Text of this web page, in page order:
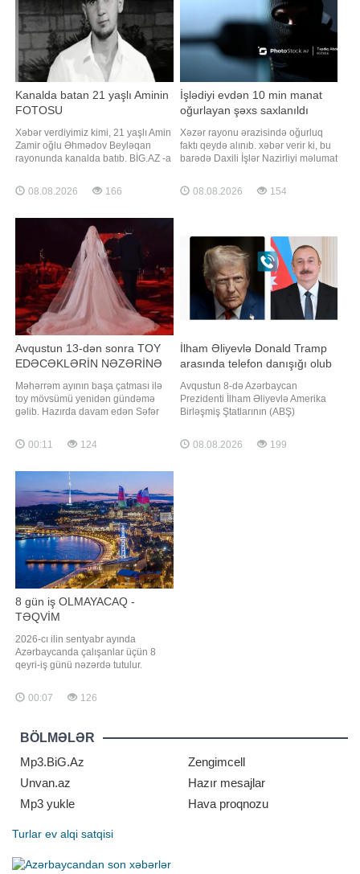
proqnozlaşdırılır
Kanalda batan 21 yaşlı Aminin
FOTOSU
Xəbər verdiyimiz kimi, 21 yaşlı Amin
Zamir oğlu Əhmədov Beyləqan
rayonunda kanalda batıb. BİG.AZ -a
avqustun 6-da rayon ərazisindən
keçən "Yeni Xan Qızı" adlı beton
meyitinin tapılması istiqamətində
axtarış-xilasetmə tədbirlər
08.08.2026 166
İşlədiyi evdən 10 min manat
oğurlayan şəxs saxlanıldı
Xəzər rayonu ərazisində oğurluq
faktı qeydə alınıb. xəbər verir ki, bu
barədə Daxili İşlər Nazirliyi məlumat
polisə müraciət edərək yaşadığı
evdən 10 min manat pul vəsaitinin
tədbirlərlə əməli törətməkd
08.08.2026 154
Avqustun 13-dən sonra TOY
EDƏCƏKLƏRİN NƏZƏRİNƏ
Məhərrəm ayının başa çatması ilə
toy mövsümü yenidən gündəmə
gəlib. Hazırda davam edən Səfər
yekunlaşacaq. Bu səbəbdən
avqustun ikinci yarısından etibarən
ciddi artım olacağı proqnozlaşdırılır.
Bəs qarşıdakı dövrdə həqiqətən də
"toy bumu"
00:11 124
İlham Əliyevlə Donald Tramp
arasında telefon danışığı olub
Avqustun 8-də Azərbaycan
Prezidenti İlham Əliyevlə Amerika
Birləşmiş Ştatlarının (ABŞ)
telefon danışığı olub. "Report" xəbər
verir ki, bu barədə Azərbaycan
08.08.2026 199
8 gün iş OLMAYACAQ -
TƏQVİM
2026-cı ilin sentyabr ayında
Azərbaycanda çalışanlar üçün 8
qeyri-iş günü nəzərdə tutulur.
bazar günlərinə təsadüf etdiyindən,
həmin tarixlər qeyri-iş günləri hesab
həftəsi ilə işləyənlər 4 gün istirahət
edəcəklər. Beləliklə, 2026-c
00:07 126
BÖLMƏLƏR
Mp3.BiG.Az
Zengimcell
Unvan.az
Hazır mesajlar
Mp3 yukle
Hava proqnozu
Turlar ev alqi satqisi